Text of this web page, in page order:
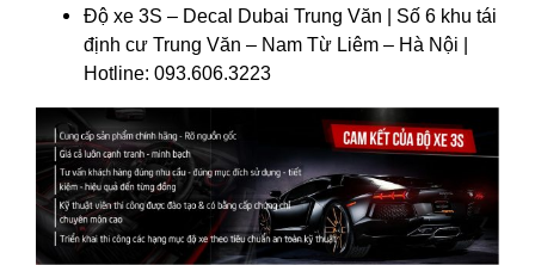
Độ xe 3S – Decal Dubai Trung Văn | Số 6 khu tái
định cư Trung Văn – Nam Từ Liêm – Hà Nội |
Hotline: 093.606.3223